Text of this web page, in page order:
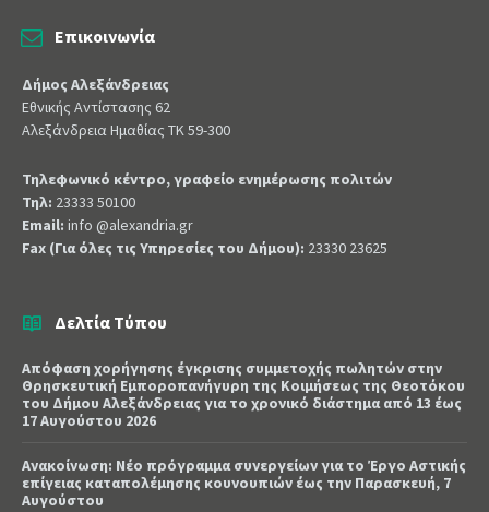
Επικοινωνία
Δήμος Αλεξάνδρειας
Εθνικής Αντίστασης 62
Αλεξάνδρεια Ημαθίας ΤΚ 59-300
Τηλεφωνικό κέντρο, γραφείο ενημέρωσης πολιτών
Τηλ: 23333 50100
Email: info @alexandria.gr
Fax (Για όλες τις Υπηρεσίες του Δήμου): 23330 23625
Δελτία Τύπου
Απόφαση χορήγησης έγκρισης συμμετοχής πωλητών στην
Θρησκευτική Εμποροπανήγυρη της Κοιμήσεως της Θεοτόκου
του Δήμου Αλεξάνδρειας για το χρονικό διάστημα από 13 έως
17 Αυγούστου 2026
Ανακοίνωση: Νέο πρόγραμμα συνεργείων για το Έργο Αστικής
επίγειας καταπολέμησης κουνουπιών έως την Παρασκευή, 7
Αυγούστου